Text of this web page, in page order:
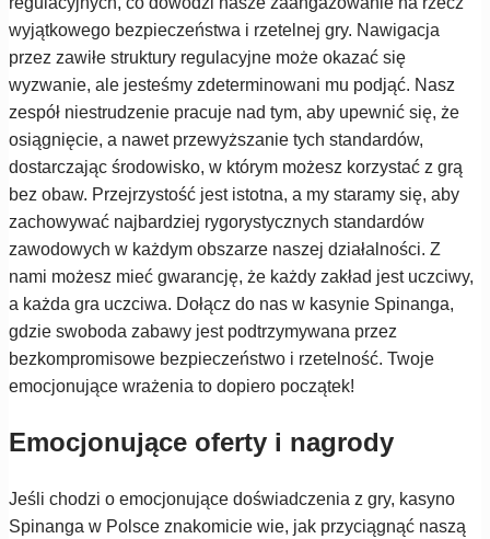
wyjątkowego bezpieczeństwa i rzetelnej gry. Nawigacja
przez zawiłe struktury regulacyjne może okazać się
wyzwanie, ale jesteśmy zdeterminowani mu podjąć. Nasz
zespół niestrudzenie pracuje nad tym, aby upewnić się, że
osiągnięcie, a nawet przewyższanie tych standardów,
dostarczając środowisko, w którym możesz korzystać z grą
bez obaw. Przejrzystość jest istotna, a my staramy się, aby
zachowywać najbardziej rygorystycznych standardów
zawodowych w każdym obszarze naszej działalności. Z
nami możesz mieć gwarancję, że każdy zakład jest uczciwy,
a każda gra uczciwa. Dołącz do nas w kasynie Spinanga,
gdzie swoboda zabawy jest podtrzymywana przez
bezkompromisowe bezpieczeństwo i rzetelność. Twoje
emocjonujące wrażenia to dopiero początek!
Emocjonujące oferty i nagrody
Jeśli chodzi o emocjonujące doświadczenia z gry, kasyno
Spinanga w Polsce znakomicie wie, jak przyciągnąć naszą